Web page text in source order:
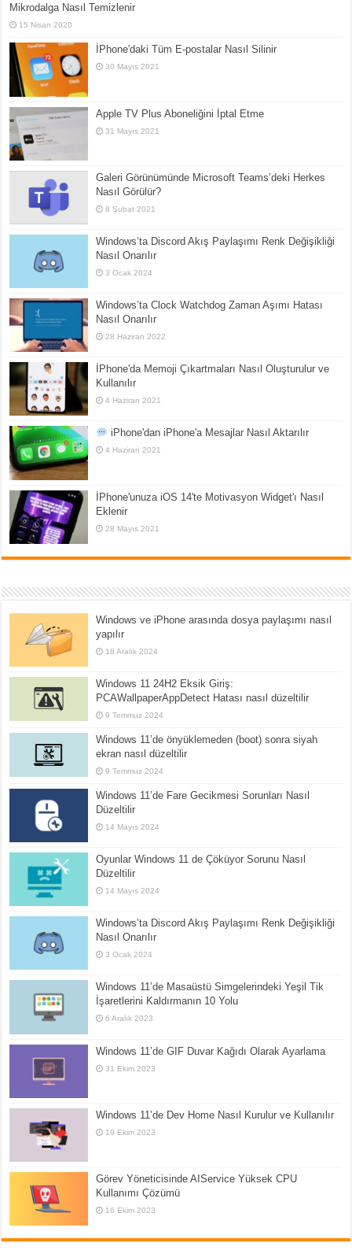
Mikrodalga Nasıl Temizlenir
15 Nisan 2020
İPhone'daki Tüm E-postalar Nasıl Silinir
30 Mayıs 2021
Apple TV Plus Aboneliğini İptal Etme
31 Mayıs 2021
Galeri Görünümünde Microsoft Teams’deki Herkes
Nasıl Görülür?
8 Şubat 2021
Windows’ta Discord Akış Paylaşımı Renk Değişikliği
Nasıl Onarılır
3 Ocak 2024
Windows’ta Clock Watchdog Zaman Aşımı Hatası
Nasıl Onarılır
28 Haziran 2022
İPhone'da Memoji Çıkartmaları Nasıl Oluşturulur ve
Kullanılır
4 Haziran 2021
iPhone'dan iPhone'a Mesajlar Nasıl Aktarılır
4 Haziran 2021
İPhone'unuza iOS 14'te Motivasyon Widget'ı Nasıl
Eklenir
28 Mayıs 2021
Windows ve iPhone arasında dosya paylaşımı nasıl
yapılır
18 Aralık 2024
Windows 11 24H2 Eksik Giriş:
PCAWallpaperAppDetect Hatası nasıl düzeltilir
9 Temmuz 2024
Windows 11’de önyüklemeden (boot) sonra siyah
ekran nasıl düzeltilir
9 Temmuz 2024
Windows 11’de Fare Gecikmesi Sorunları Nasıl
Düzeltilir
14 Mayıs 2024
Oyunlar Windows 11 de Çöküyor Sorunu Nasıl
Düzeltilir
14 Mayıs 2024
Windows’ta Discord Akış Paylaşımı Renk Değişikliği
Nasıl Onarılır
3 Ocak 2024
Windows 11’de Masaüstü Simgelerindeki Yeşil Tik
İşaretlerini Kaldırmanın 10 Yolu
6 Aralık 2023
Windows 11’de GIF Duvar Kağıdı Olarak Ayarlama
31 Ekim 2023
Windows 11’de Dev Home Nasıl Kurulur ve Kullanılır
19 Ekim 2023
Görev Yöneticisinde AIService Yüksek CPU
Kullanımı Çözümü
16 Ekim 2023